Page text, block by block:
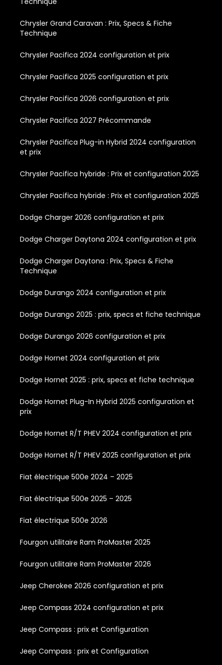
Chrysler Grand Caravan : Prix, Specs & Fiche
Technique
Chrysler Pacifica 2024 configuration et prix
Chrysler Pacifica 2025 configuration et prix
Chrysler Pacifica 2026 configuration et prix
Chrysler Pacifica 2027 Précommande
Chrysler Pacifica Plug-in Hybrid 2024 configuration
et prix
Chrysler Pacifica hybride : Prix et configuration 2025
Chrysler Pacifica hybride : Prix et configuration 2025
Dodge Charger 2026 configuration et prix
Dodge Charger Daytona 2024 configuration et prix
Dodge Charger Daytona : Prix, Specs & Fiche
Technique
Dodge Durango 2024 configuration et prix
Dodge Durango 2025 : prix, specs et fiche technique
Dodge Durango 2026 configuration et prix
Dodge Hornet 2024 configuration et prix
Dodge Hornet 2025 : prix, specs et fiche technique
Dodge Hornet Plug-In Hybrid 2025 configuration et
prix
Dodge Hornet R/T PHEV 2024 configuration et prix
Dodge Hornet R/T PHEV 2025 configuration et prix
Fiat électrique 500e 2024 – 2025
Fiat électrique 500e 2025 – 2025
Fiat électrique 500e 2026
Fourgon utilitaire Ram ProMaster 2025
Fourgon utilitaire Ram ProMaster 2026
Jeep Cherokee 2026 configuration et prix
Jeep Compass 2024 configuration et prix
Jeep Compass : prix et Configuration
Jeep Compass : prix et Configuration